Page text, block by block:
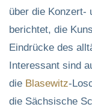
über die Konzert-
berichtet, die
Eindrücke des
Interessant sind
die Blasewitz-
die Sächsische